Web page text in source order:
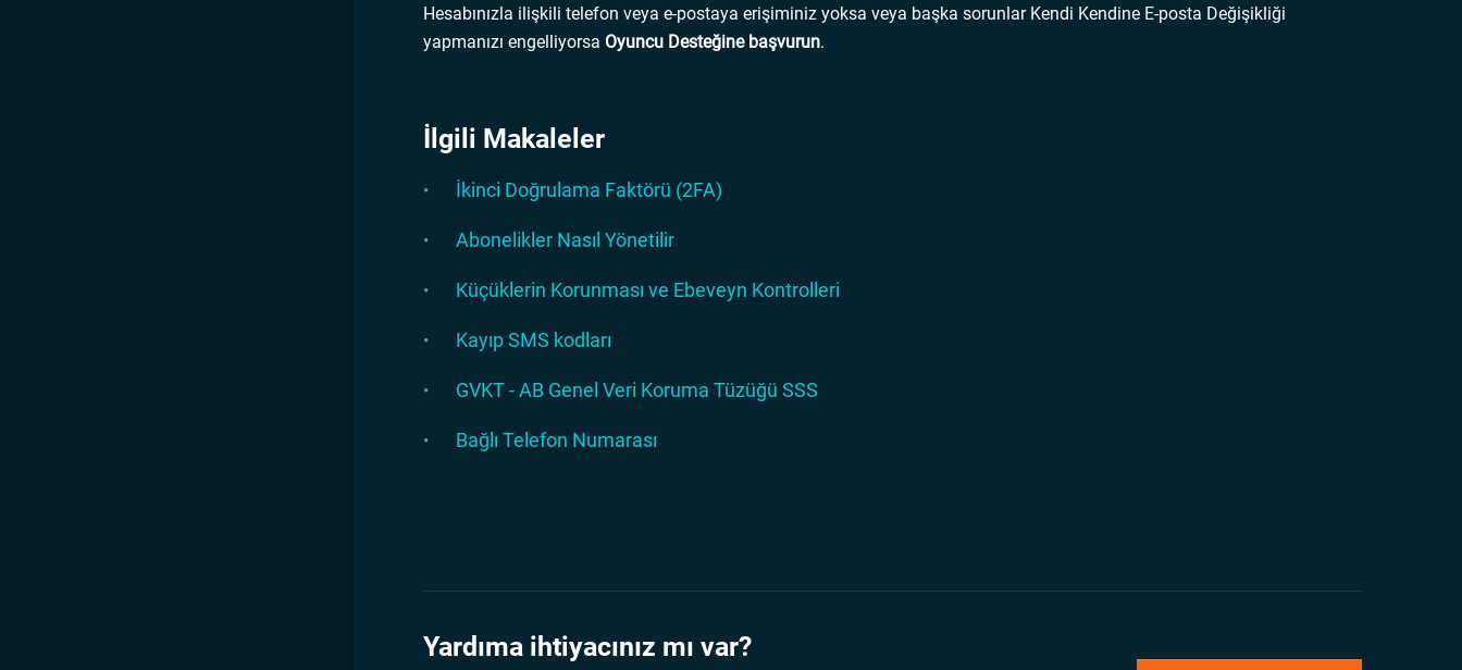
Hesabınızla ilişkili telefon veya e-postaya erişiminiz yoksa veya başka sorunlar Kendi Kendine E-posta Değişikliği
yapmanızı engelliyorsa Oyuncu Desteğine başvurun.
İlgili Makaleler
İkinci Doğrulama Faktörü (2FA)
Abonelikler Nasıl Yönetilir
Küçüklerin Korunması ve Ebeveyn Kontrolleri
Kayıp SMS kodları
GVKT - AB Genel Veri Koruma Tüzüğü SSS
Bağlı Telefon Numarası
Yardıma ihtiyacınız mı var?